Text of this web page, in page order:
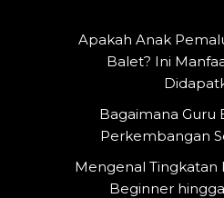
Apakah Anak
Balet? Ini
Bagaimana Guru
Perkembangan
Mengenal Tingkatan
Beginner